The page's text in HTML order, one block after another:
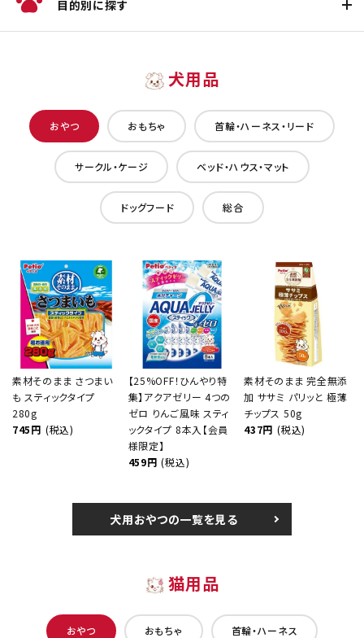
目的別に探す
犬用品
おやつ おもちゃ 首輪・ハーネス・リード
サークル・ケージ ベッド・ハウス・マット
ドッグフード 総合
素材そのまま さつまい
も スティックタイプ
280g
745円 (税込)
【25%OFF！ひんやり特
集】アクアゼリー 4つの
ゼロ りんご風味 スティ
ックタイプ 8本入【会員
様限定】
459円 (税込)
素材そのまま 完全無添
加 ササミ パリッと 極薄
チップス 50g
437円 (税込)
犬用おやつの一覧を見る
猫用品
おやつ おもちゃ 首輪・ハーネス